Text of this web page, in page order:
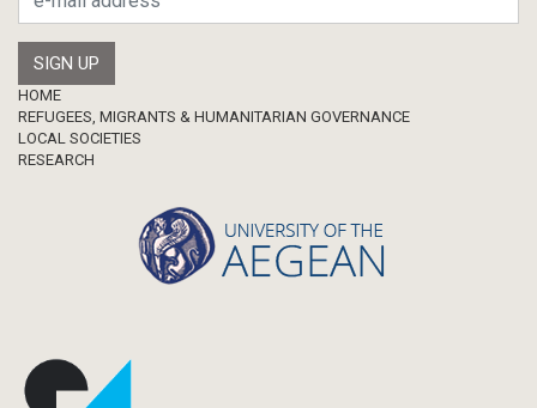
Footer
HOME
REFUGEES, MIGRANTS & HUMANITARIAN GOVERNANCE
LOCAL SOCIETIES
RESEARCH